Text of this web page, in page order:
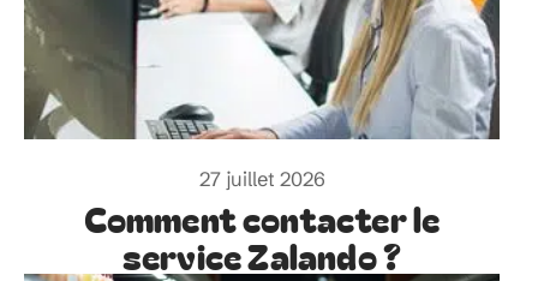
27 juillet 2026
Comment contacter le
service Zalando ?